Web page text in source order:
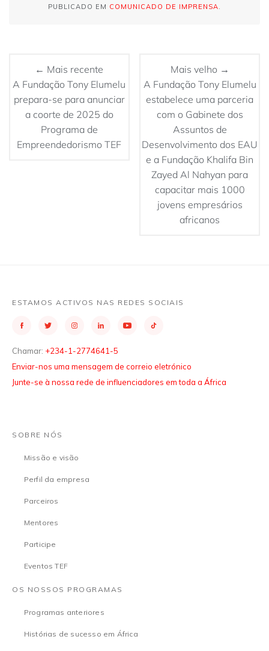
PUBLICADO EM COMUNICADO DE IMPRENSA.
← Mais recente
A Fundação Tony Elumelu
prepara-se para anunciar
a coorte de 2025 do
Programa de
Empreendedorismo TEF
Mais velho →
A Fundação Tony Elumelu
estabelece uma parceria
com o Gabinete dos
Assuntos de
Desenvolvimento dos EAU
e a Fundação Khalifa Bin
Zayed Al Nahyan para
capacitar mais 1000
jovens empresários
africanos
ESTAMOS ACTIVOS NAS REDES SOCIAIS
Chamar: +234-1-2774641-5
Enviar-nos uma mensagem de correio eletrónico
Junte-se à nossa rede de influenciadores em toda a África
SOBRE NÓS
Missão e visão
Perfil da empresa
Parceiros
Mentores
Participe
Eventos TEF
OS NOSSOS PROGRAMAS
Programas anteriores
Histórias de sucesso em África